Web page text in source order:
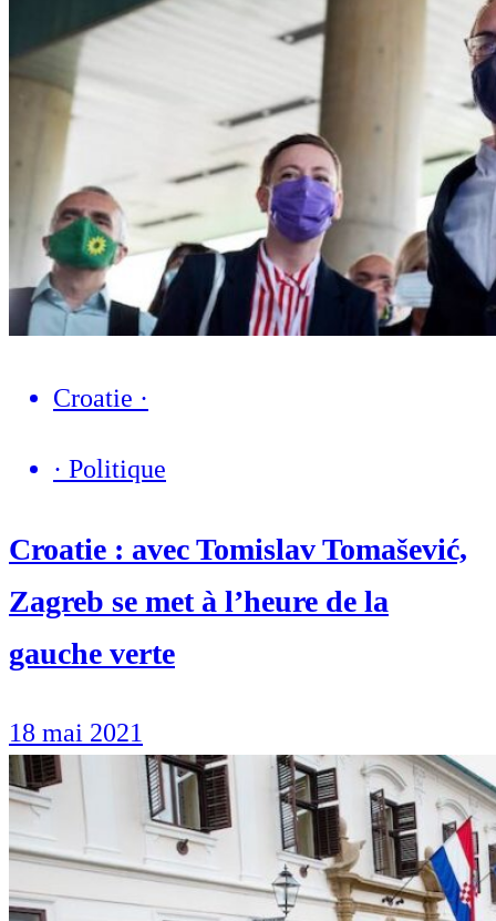
Croatie ·
· Politique
Croatie : avec Tomislav Tomašević,
Zagreb se met à l’heure de la
gauche verte
18 mai 2021